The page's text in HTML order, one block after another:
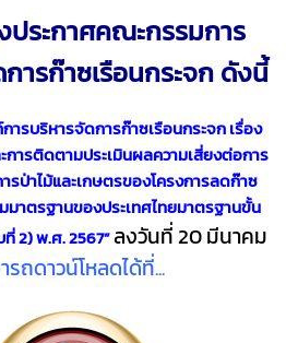
ประกาศคณะกรรมการ
ารก๊าซเรือนกระจกดังนี้
รบริหารจัดการก๊าซเรือนกระจก เรื่อง
ารติดตามประเมินผลความเสี่ยงต่อการ
รป่าไม้และเกษตรของโครงการลดก๊าซ
มาตรฐานของประเทศไทยมาตรฐานขั้น
2) พ.ศ. 2567”ลงวันที่ 20 มีนาคม
รถดาวน์โหลดได้ที่...